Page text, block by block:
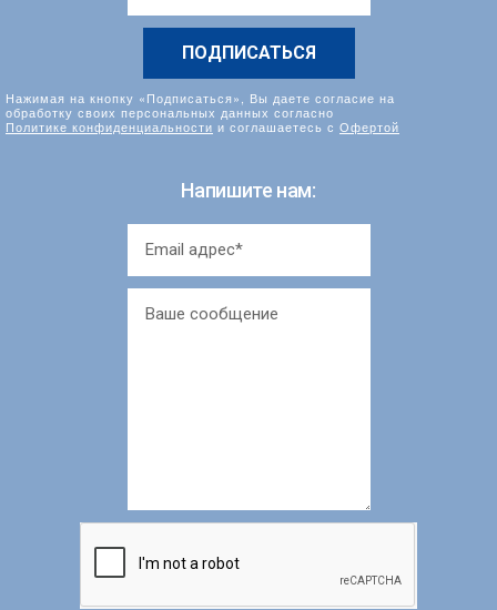
Нажимая на кнопку «Подписаться», Вы даете согласие на
обработку своих персональных данных согласно
Политике конфиденциальности и соглашаетесь с Офертой
Напишите нам: